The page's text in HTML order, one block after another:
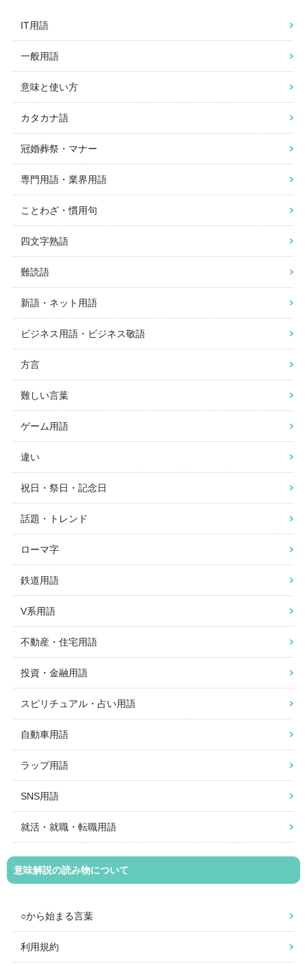
IT用語
一般用語
意味と使い方
カタカナ語
冠婚葬祭・マナー
専門用語・業界用語
ことわざ・慣用句
四文字熟語
難読語
新語・ネット用語
ビジネス用語・ビジネス敬語
方言
難しい言葉
ゲーム用語
違い
祝日・祭日・記念日
話題・トレンド
ローマ字
鉄道用語
V系用語
不動産・住宅用語
投資・金融用語
スピリチュアル・占い用語
自動車用語
ラップ用語
SNS用語
就活・就職・転職用語
意味解説の読み物について
○から始まる言葉
利用規約